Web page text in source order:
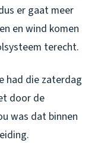
er gaat meer
en wind komen
terecht.
had die zaterdag
door de
was dat binnen